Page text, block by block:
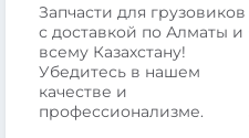
Запчасти для грузовиков
с доставкой по Алматы и
всему Казахстану!
Убедитесь в нашем
качестве и
профессионализме.